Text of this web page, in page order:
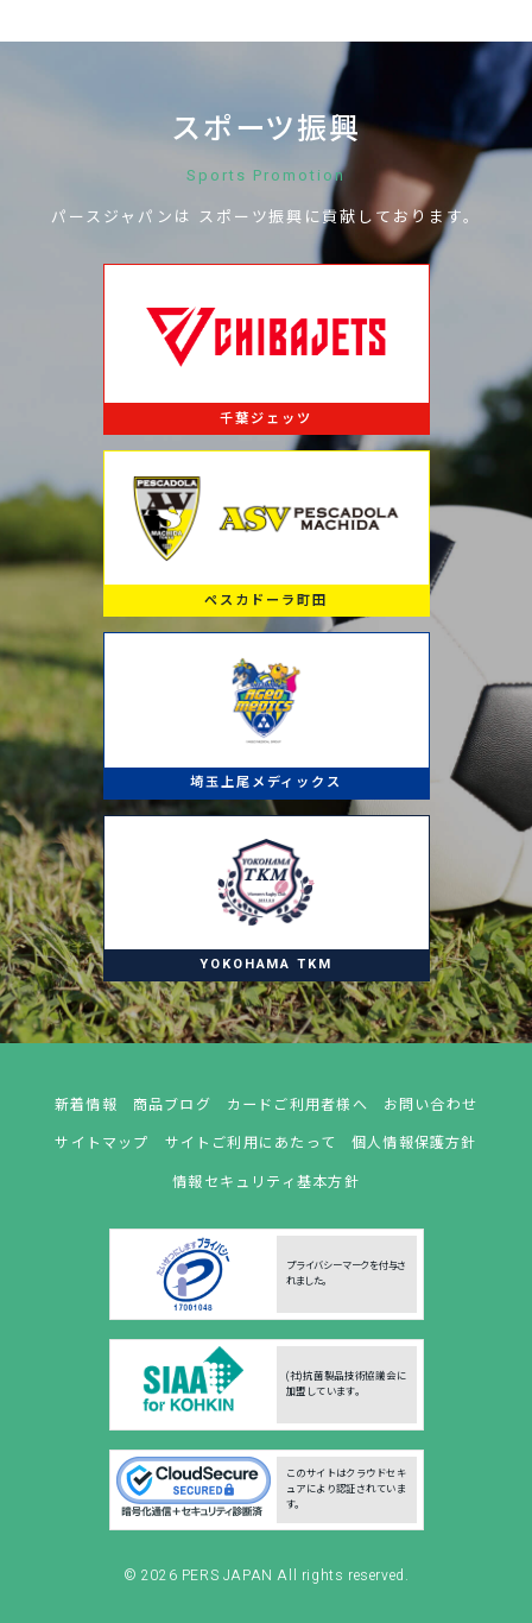
スポーツ振興
Sports Promotion
パースジャパンは スポーツ振興に貢献しております。
千葉ジェッツ
ペスカドーラ町田
埼玉上尾メディックス
YOKOHAMA TKM
新着情報 商品ブログ カードご利用者様へ
お問い合わせ
サイトマップ
サイトご利用にあたって
個人情報保護方針
情報セキュリティ基本方針
プライバシーマークを付与さ
れました。
(社)抗菌製品技術協議会に
加盟しています。
このサイトはクラウドセキ
ュアにより認証されていま
す。
© 2026 PERS JAPANAll rights reserved.